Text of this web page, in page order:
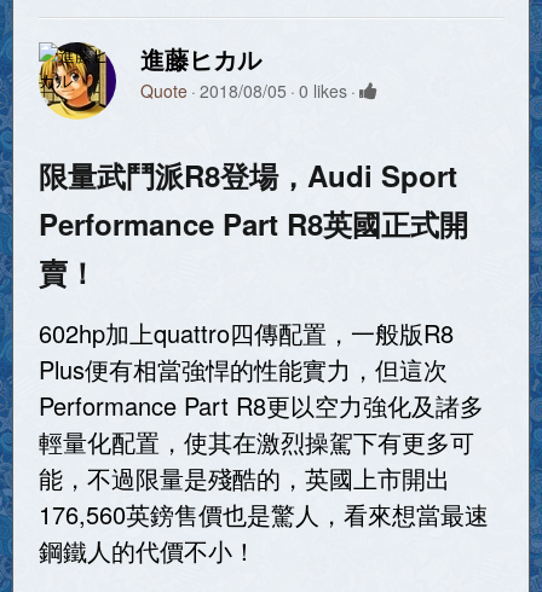
進藤ヒカル
Quote 2018/08/05 0 likes
限量武鬥派R8登場，Audi Sport
Performance Part R8英國正式開
賣！
602hp加上quattro四傳配置，一般版R8
Plus便有相當強悍的性能實力，但這次
Performance Part R8更以空力強化及諸多
輕量化配置，使其在激烈操駕下有更多可
能，不過限量是殘酷的，英國上市開出
176,560英鎊售價也是驚人，看來想當最速
鋼鐵人的代價不小！